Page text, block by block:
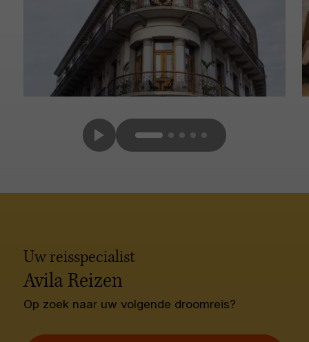
Uw reisspecialist
Avila Reizen
Op zoek naar uw volgende droomreis?